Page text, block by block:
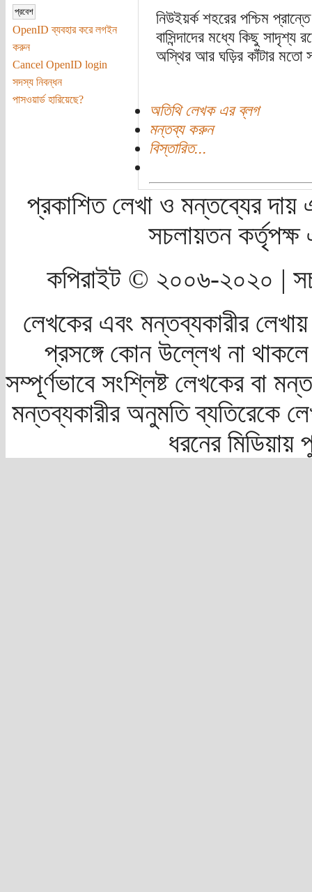
OpenID ব্যবহার করে লগইন
করুন
Cancel OpenID login
সদস্য নিবন্ধন
পাসওয়ার্ড হারিয়েছে?
নিউইয়র্ক শহরের পশ্চিম
বাসিন্দাদের মধ্যে কিছু সাদৃশ্য
অস্থির আর ঘড়ির কাঁটার মতো
অতিথি লেখক এর ব্লগ
মন্তব্য করুন
বিস্তারিত...
প্রকাশিত লেখা ও মন্তব্যের দায়
সচলায়তন
কপিরাইট © ২০০৬-২০২০ |
লেখকের এবং মন্তব্যকারীর
প্রসঙ্গে কোন উল্লেখ না
সম্পূর্ণভাবে সংশ্লিষ্ট লেখকের বা
মন্তব্যকারীর অনুমতি ব্যতিরেকে
ধরনের মিডিয়ায়